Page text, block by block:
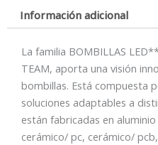
Dimable
cantidad
Información adicional
La familia BOMBILLAS
TEAM, aporta una visión
bombillas. Está compuesta
soluciones adaptables a
están fabricadas en
cerámico/ pc, cerámico/